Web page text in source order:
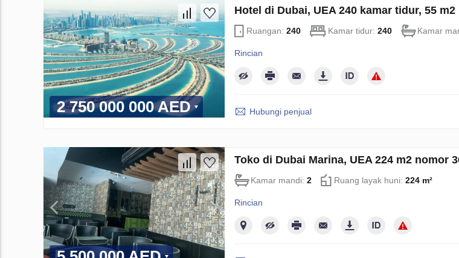
2 750 000 000 AED
Hotel di Dubai, UEA 240 kamar tidur, 55 m2
Ruangan: 240 Kamar tidur: 240 Kamar
Rincian
Hubungi penjual
Toko di Dubai Marina, UEA 224 m2 nomor
Kamar mandi: 2 Ruang layak huni: 224 m²
Rincian